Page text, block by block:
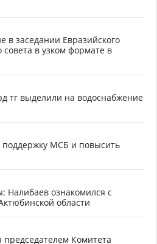
в заседании Евразийского
в узком формате в
тг выделили на водоснабжение
поддержку МСБ и повысить
Налибаев ознакомился с
области
Комитета